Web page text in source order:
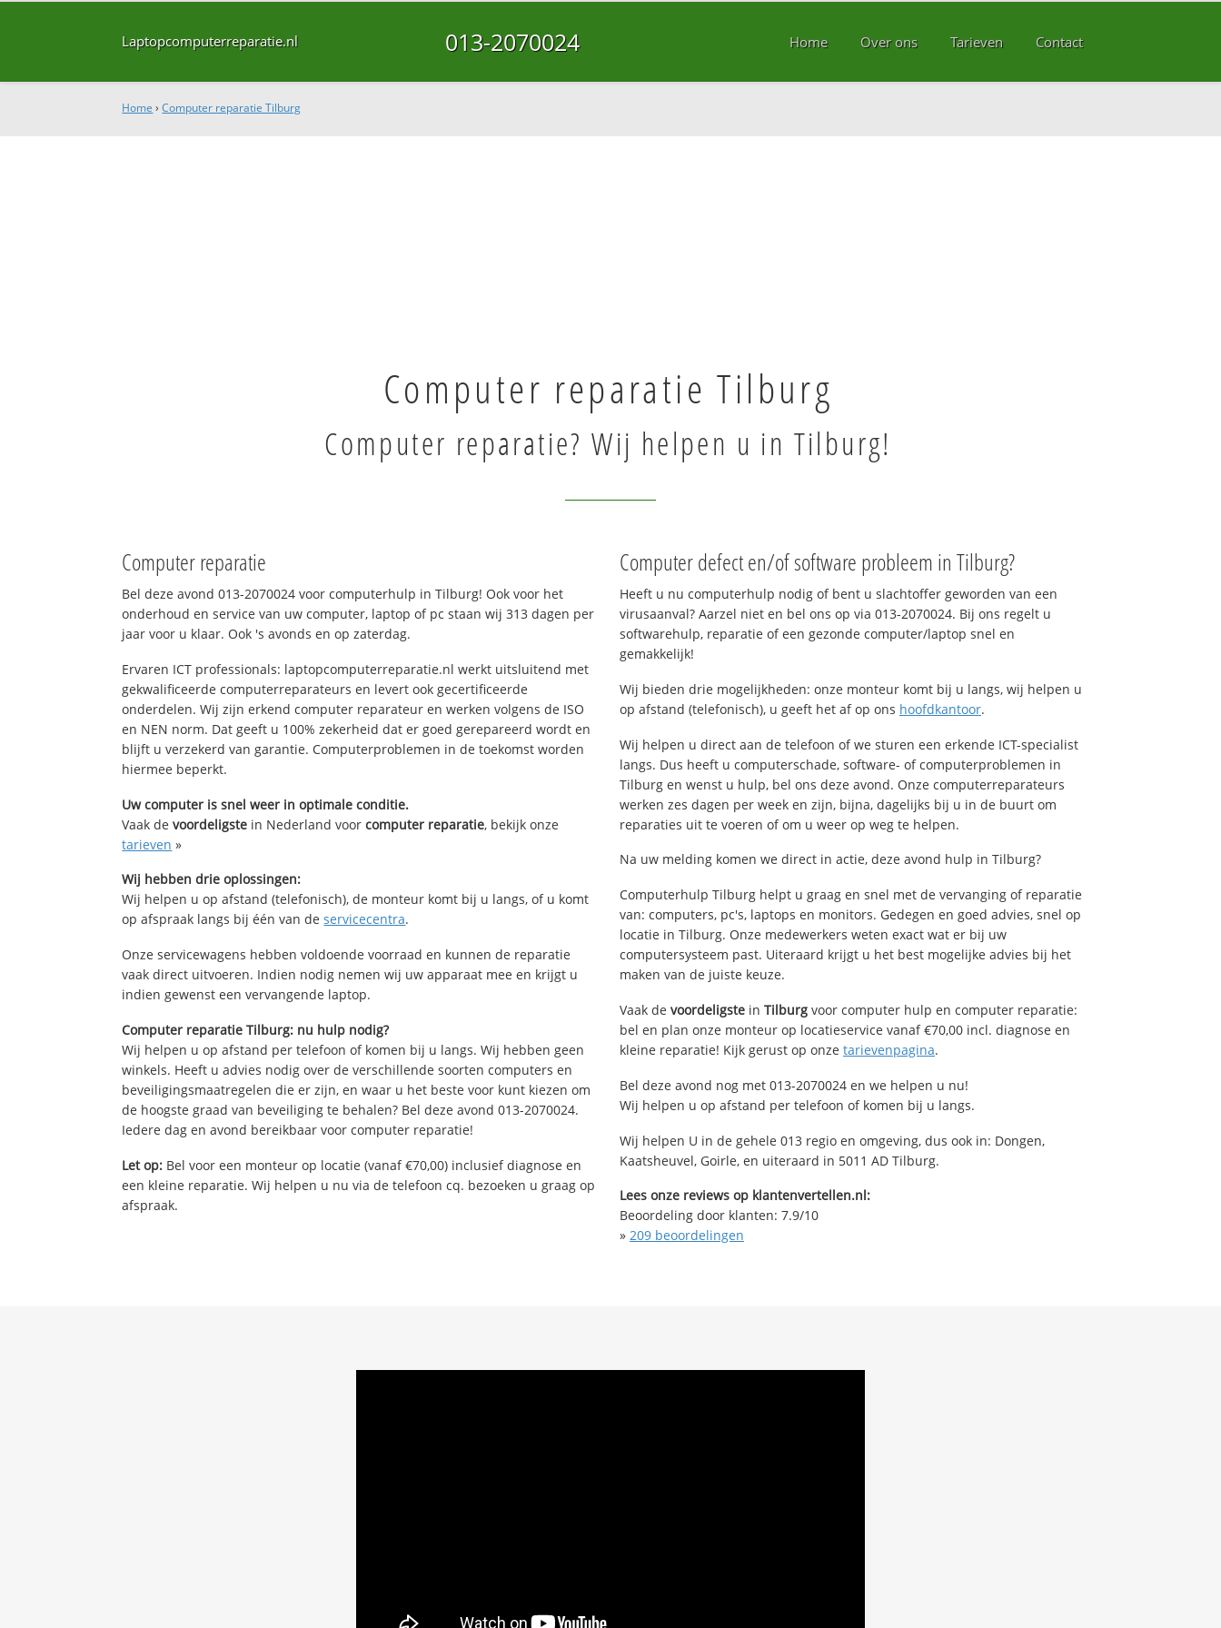
Laptopcomputerreparatie.nl 013-2070024 Home Over ons Tarieven Contact
Home ›Computer reparatie Tilburg
Computer reparatie Tilburg
Computer reparatie? Wij helpen u in Tilburg!
Computer reparatie
Bel deze avond 013-2070024 voor computerhulp in Tilburg! Ook voor het
onderhoud en service van uw computer, laptop of pc staan wij 313 dagen per
jaar voor u klaar. Ook 's avonds en op zaterdag.
Ervaren ICT professionals: laptopcomputerreparatie.nl werkt uitsluitend met
gekwalificeerde computerreparateurs en levert ook gecertificeerde
onderdelen. Wij zijn erkend computer reparateur en werken volgens de ISO
en NEN norm. Dat geeft u 100% zekerheid dat er goed gerepareerd wordt en
blijft u verzekerd van garantie. Computerproblemen in de toekomst worden
hiermee beperkt.
Uw computer is snel weer in optimale conditie.
Vaak devoordeligste in Nederland voorcomputer reparatie, bekijk onze
tarieven »
Wij hebben drie oplossingen:
Wij helpen u op afstand (telefonisch), de monteur komt bij u langs, of u komt
op afspraak langs bij één van deservicecentra.
Onze servicewagens hebben voldoende voorraad en kunnen de reparatie
vaak direct uitvoeren. Indien nodig nemen wij uw apparaat mee en krijgt u
indien gewenst een vervangende laptop.
Computer reparatie Tilburg: nu hulp nodig?
Wij helpen u op afstand per telefoon of komen bij u langs. Wij hebben geen
winkels. Heeft u advies nodig over de verschillende soorten computers en
beveiligingsmaatregelen die er zijn, en waar u het beste voor kunt kiezen om
de hoogste graad van beveiliging te behalen? Bel deze avond 013-2070024.
Iedere dag en avond bereikbaar voor computer reparatie!
Let op: Bel voor een monteur op locatie (vanaf €70,00) inclusief diagnose en
een kleine reparatie. Wij helpen u nu via de telefoon cq. bezoeken u graag op
afspraak.
Computer defect en/of software probleem in Tilburg?
Heeft u nu computerhulp nodig of bent u slachtoffer geworden van een
virusaanval? Aarzel niet en bel ons op via 013-2070024. Bij ons regelt u
softwarehulp, reparatie of een gezonde computer/laptop snel en
gemakkelijk!
Wij bieden drie mogelijkheden: onze monteur komt bij u langs, wij helpen u
op afstand (telefonisch), u geeft het af op ons hoofdkantoor.
Wij helpen u direct aan de telefoon of we sturen een erkende ICT-specialist
langs. Dus heeft u computerschade, software- of computerproblemen in
Tilburg en wenst u hulp, bel ons deze avond. Onze computerreparateurs
werken zes dagen per week en zijn, bijna, dagelijks bij u in de buurt om
reparaties uit te voeren of om u weer op weg te helpen.
Na uw melding komen we direct in actie, deze avond hulp in Tilburg?
Computerhulp Tilburg helpt u graag en snel met de vervanging of reparatie
van: computers, pc's, laptops en monitors. Gedegen en goed advies, snel op
locatie in Tilburg. Onze medewerkers weten exact wat er bij uw
computersysteem past. Uiteraard krijgt u het best mogelijke advies bij het
maken van de juiste keuze.
Vaak de voordeligste in Tilburg voor computer hulp en computer reparatie:
bel en plan onze monteur op locatieservice vanaf €70,00 incl. diagnose en
kleine reparatie! Kijk gerust op onze tarievenpagina.
Bel deze avond nog met 013-2070024 en we helpen u nu!
Wij helpen u op afstand per telefoon of komen bij u langs.
Wij helpen U in de gehele 013 regio en omgeving, dus ook in: Dongen,
Kaatsheuvel, Goirle, en uiteraard in 5011 AD Tilburg.
Lees onze reviews op klantenvertellen.nl:
Beoordeling door klanten: 7.9/10
» 209 beoordelingen